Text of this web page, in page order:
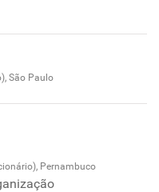
São Paulo
Pernambuco